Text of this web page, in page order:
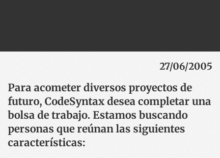
27/06/2005
Para acometer diversos proyectos de
futuro, CodeSyntax desea completar una
bolsa de trabajo. Estamos buscando
personas que reúnan las siguientes
características: